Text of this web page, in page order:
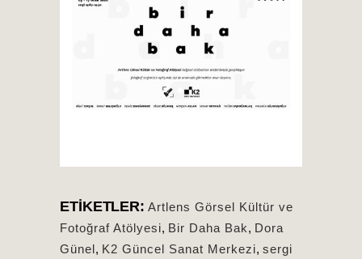
ETIKETLER: Artlens Görsel Kültür ve
Fotoğraf Atölyesi, Bir Daha Bak, Dora
Günel, K2 Güncel Sanat Merkezi, sergi